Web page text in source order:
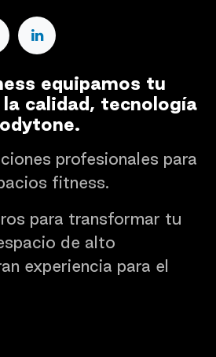
equipamos tu
calidad, tecnología
profesionales para
fitness.
para transformar tu
de alto
experiencia para el